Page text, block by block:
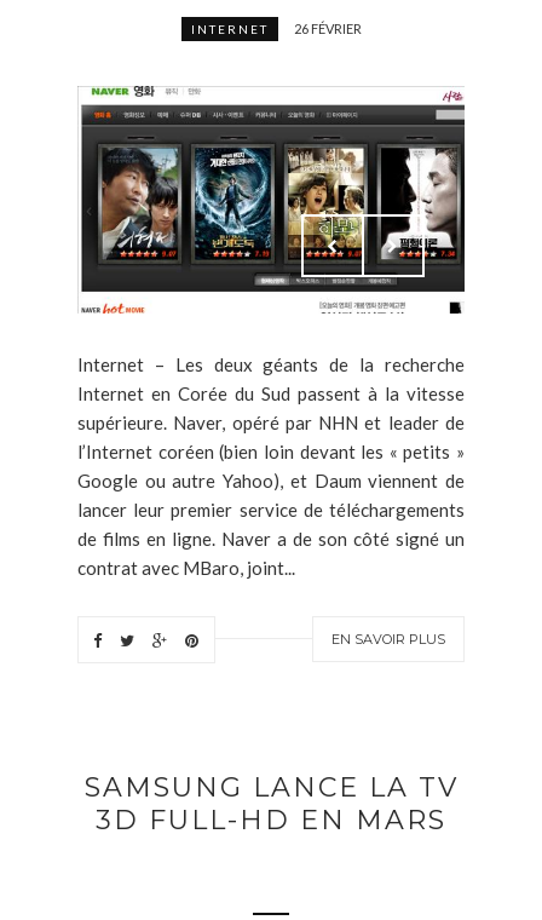
INTERNET 26 FÉVRIER
Internet – Les deux géants de la recherche
Internet en Corée du Sud passent à la vitesse
supérieure. Naver, opéré par NHN et leader de
l’Internet coréen (bien loin devant les « petits »
Google ou autre Yahoo), et Daum viennent de
lancer leur premier service de téléchargements
de films en ligne. Naver a de son côté signé un
contrat avec MBaro, joint...
EN SAVOIR PLUS
SAMSUNG LANCE LA TV
3D FULL-HD EN MARS